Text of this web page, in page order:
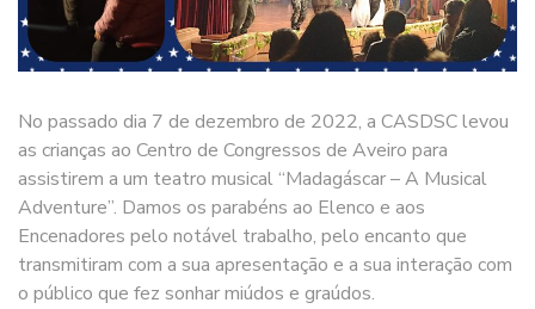
No passado dia 7 de dezembro de 2022, a CASDSC levou
as crianças ao Centro de Congressos de Aveiro para
assistirem a um teatro musical “Madagáscar – A Musical
Adventure”. Damos os parabéns ao Elenco e aos
Encenadores pelo notável trabalho, pelo encanto que
transmitiram com a sua apresentação e a sua interação com
o público que fez sonhar miúdos e graúdos.